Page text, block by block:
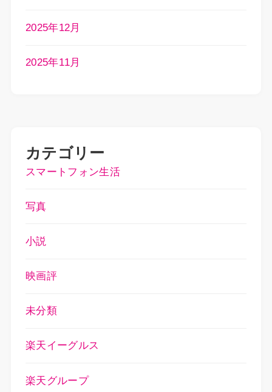
2025年12月
2025年11月
カテゴリー
スマートフォン生活
写真
小説
映画評
未分類
楽天イーグルス
楽天グループ